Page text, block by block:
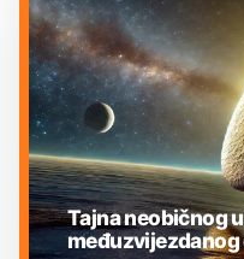
MEĐUZVJEZDANI
Tajna neobičnog
međuzvijezdanog